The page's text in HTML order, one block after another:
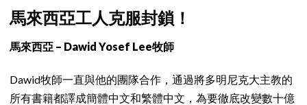
馬來西亞工人克服封鎖！
馬來西亞 – Dawid Yosef Lee牧師
Dawid牧師一直與他的團隊合作，通過將多明尼克大主教的
所有書籍都譯成簡體中文和繁體中文，為要徹底改變數十億